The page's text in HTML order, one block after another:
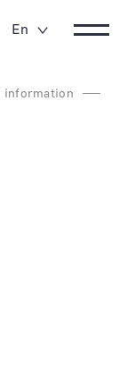
En
information